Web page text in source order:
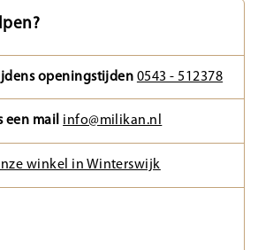
openingstijden 0543 - 512378
een mail info@milikan.nl
winkel in Winterswijk